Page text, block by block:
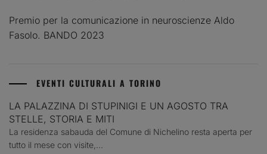
Premio per la comunicazione in neuroscienze Aldo
Fasolo. BANDO 2023
EVENTI CULTURALI A TORINO
LA PALAZZINA DI STUPINIGI E UN AGOSTO TRA
STELLE, STORIA E MITI
La residenza sabauda del Comune di Nichelino resta aperta per
tutto il mese con visite,...